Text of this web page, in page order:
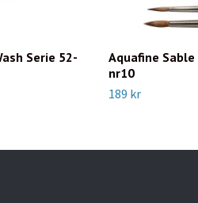
Serie 52-
Aquafine Sable
nr10
189 kr